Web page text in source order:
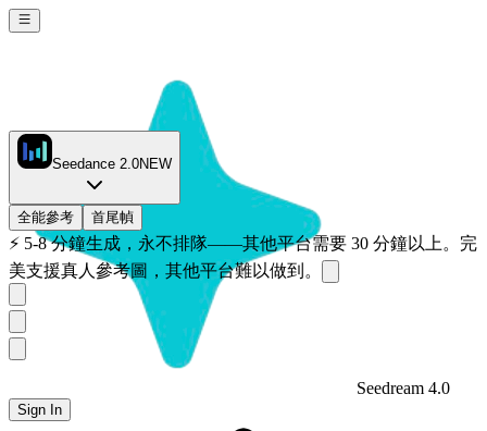
Seedream 4.0
Sign In
Seedance 2.0NEW
全能參考 首尾幀
⚡ 5-8 分鐘生成，永不排隊——其他平台需要 30 分鐘以上。完
美支援真人參考圖，其他平台難以做到。